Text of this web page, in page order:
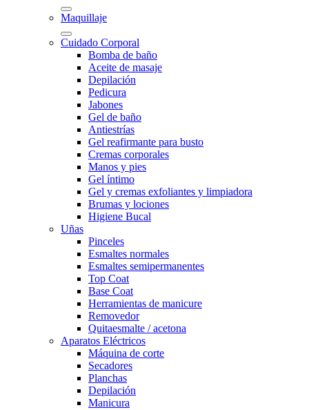
Maquillaje
Cuidado Corporal
Bomba de baño
Aceite de masaje
Depilación
Pedicura
Jabones
Gel de baño
Antiestrías
Gel reafirmante para busto
Cremas corporales
Manos y pies
Gel íntimo
Gel y cremas exfoliantes y limpiadora
Brumas y lociones
Higiene Bucal
Uñas
Pinceles
Esmaltes normales
Esmaltes semipermanentes
Top Coat
Base Coat
Herramientas de manicure
Removedor
Quitaesmalte / acetona
Aparatos Eléctricos
Máquina de corte
Secadores
Planchas
Depilación
Manicura